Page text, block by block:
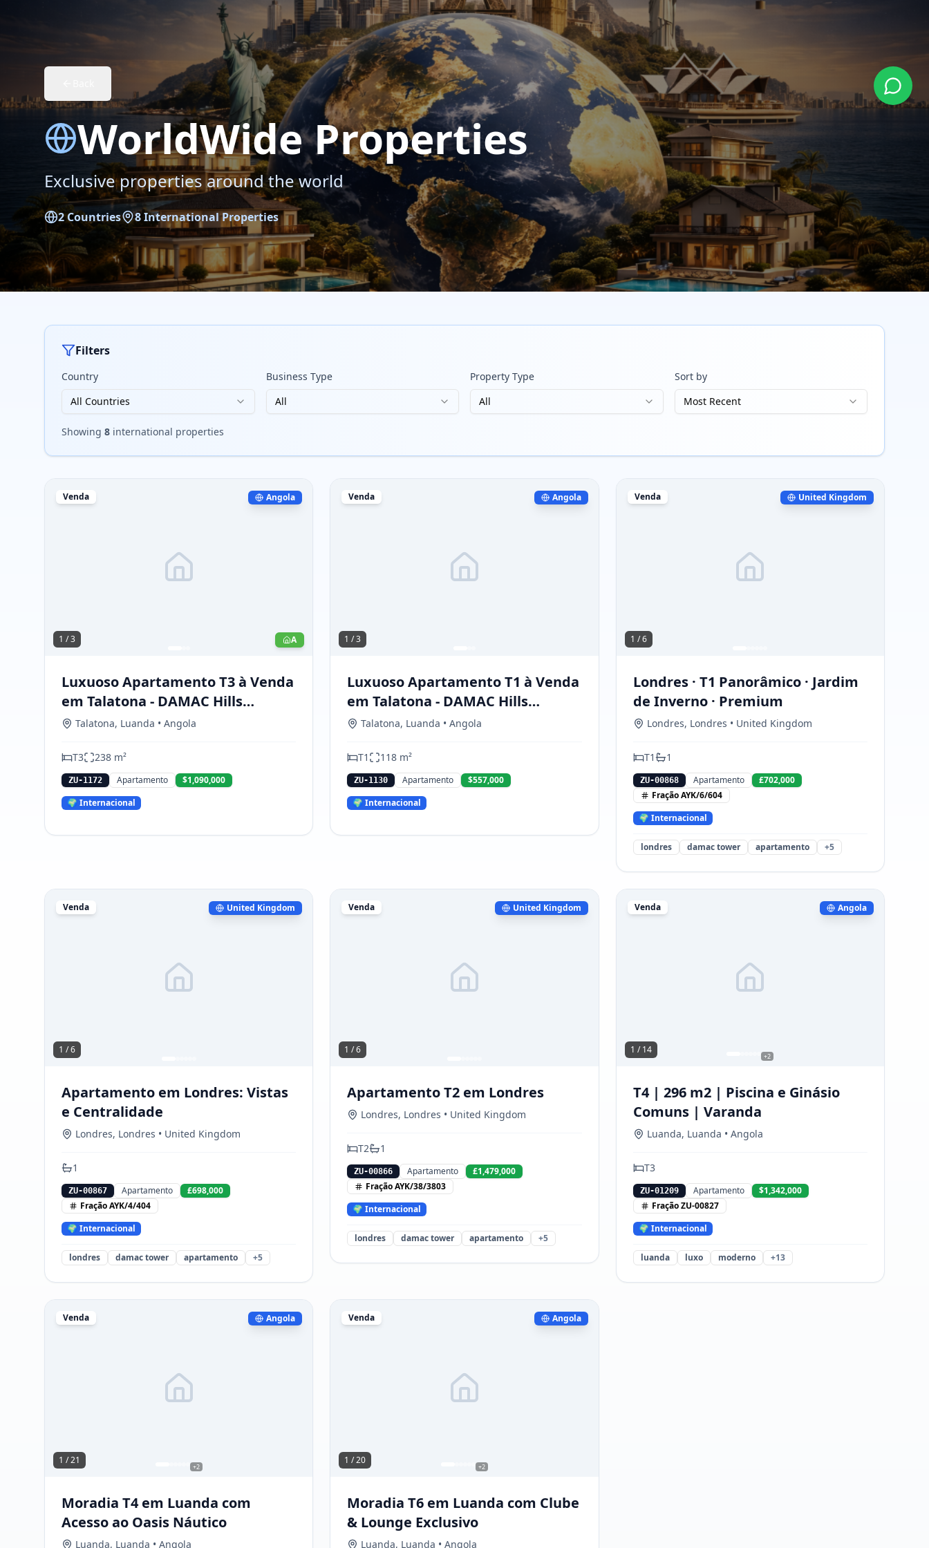
WorldWide Properties
Exclusive properties around the world
2Countries 8International Properties
Filters
Country
All Countries
Business Type
All
Property Type
All
Sort by
Most Recent
Showing 8 international properties
Angola
Venda
1 /3 A
Luxuoso Apartamento T3 à Venda
em Talatona - DAMAC Hills
Luanda
Talatona, Luanda • Angola
T3 238 m²
ZU-1172 Apartamento
$1,090,000
🌍 Internacional
Angola
Venda
1 /3
Luxuoso Apartamento T1 à Venda
em Talatona - DAMAC Hills
Luanda
Talatona, Luanda • Angola
T1 118 m²
ZU-1130 Apartamento
$557,000
🌍 Internacional
United Kingdom
Venda
1 /6
Londres · T1 Panorâmico · Jardim
de Inverno · Premium
Londres, Londres • United Kingdom
T1 1
ZU-00868 Apartamento
£702,000
FraçãoAYK/6/604
🌍 Internacional
londres damac tower apartamento +5
United Kingdom
Venda
1 /6
Apartamento em Londres: Vistas
e Centralidade
Londres, Londres • United Kingdom
1
ZU-00867 Apartamento
£698,000
FraçãoAYK/4/404
🌍 Internacional
londres damac tower apartamento +5
United Kingdom
Venda
1 /6
Apartamento T2 em Londres
Londres, Londres • United Kingdom
T2 1
ZU-00866 Apartamento
£1,479,000
FraçãoAYK/38/3803
🌍 Internacional
londres damac tower apartamento +5
Angola
+2
Venda
1 /14
T4 | 296 m2 | Piscina e Ginásio
Comuns | Varanda
Luanda, Luanda • Angola
T3
ZU-01209 Apartamento
$1,342,000
FraçãoZU-00827
🌍 Internacional
luanda luxo moderno +13
Angola
+2
Venda
1 /21
Moradia T4 em Luanda com
Acesso ao Oasis Náutico
Luanda, Luanda • Angola
Angola
+2
Venda
1 /20
Moradia T6 em Luanda com Clube
& Lounge Exclusivo
Luanda, Luanda • Angola